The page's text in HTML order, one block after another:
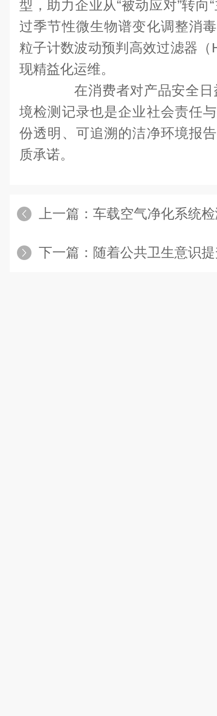
型，助力企业从“被动应对”转向
过季节性微生物谱变化调整消
粒子计数波动预判高效过滤器（
现精益化运维。
在消费者对产品安全日
境检测记录也是企业社会责任
份透明、可追溯的洁净环境报
质承诺。
上一篇： 车载空气净化系统检测是
下一篇： 随着公共卫生意识提升消